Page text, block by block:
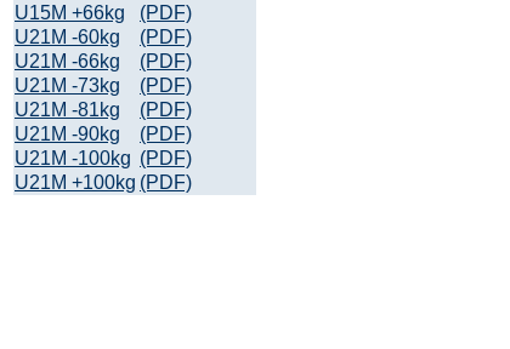
U15M +66kg
(PDF)
U21M -60kg
(PDF)
U21M -66kg
(PDF)
U21M -73kg
(PDF)
U21M -81kg
(PDF)
U21M -90kg
(PDF)
U21M -100kg (PDF)
U21M +100kg (PDF)